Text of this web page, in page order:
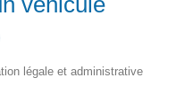
légale et administrative